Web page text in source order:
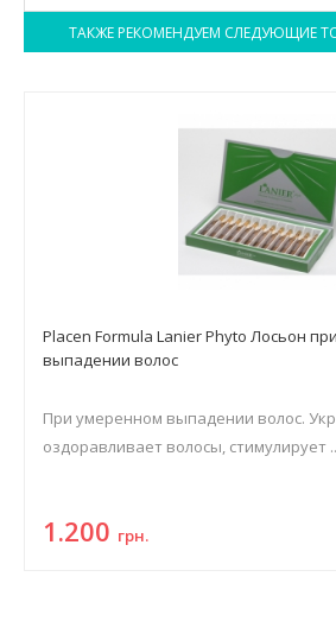
ТАКЖЕ РЕКОМЕНДУЕМ СЛЕДУЮЩИЕ
Placen Formula Lanier Phyto Лосьон
выпадении волос
При умеренном выпадении волос.
оздоравливает волосы, стимулирует
1.200 грн.